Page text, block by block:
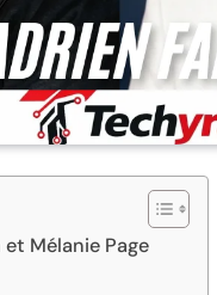
Mélanie Page